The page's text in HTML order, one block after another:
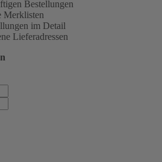
Bestellungen
Merklisten
im Detail
Lieferadressen